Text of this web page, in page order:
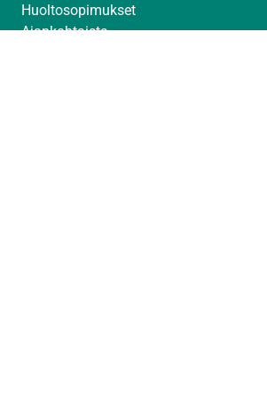
Huoltosopimukset
Ajankohtaista